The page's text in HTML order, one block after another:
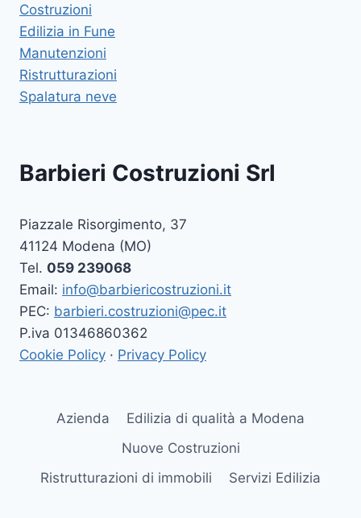
Costruzioni
Edilizia in Fune
Manutenzioni
Ristrutturazioni
Spalatura neve
Barbieri Costruzioni Srl
Piazzale Risorgimento, 37
41124 Modena (MO)
Tel. 059 239068
Email: info@barbiericostruzioni.it
PEC: barbieri.costruzioni@pec.it
P.iva 01346860362
Cookie Policy · Privacy Policy
Azienda
Edilizia di qualità a Modena
Nuove Costruzioni
Ristrutturazioni di immobili
Servizi Edilizia